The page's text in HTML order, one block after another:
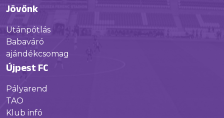
Jövőnk
Utánpótlás
Babaváró
ajándékcsomag
Újpest FC
Pályarend
TAO
Klub infó